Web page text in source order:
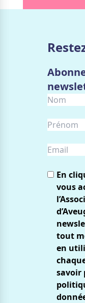
En
vous
tout
en
savoir